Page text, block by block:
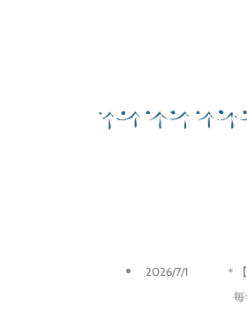
2026/7/1 ＊
毎年人気のワ